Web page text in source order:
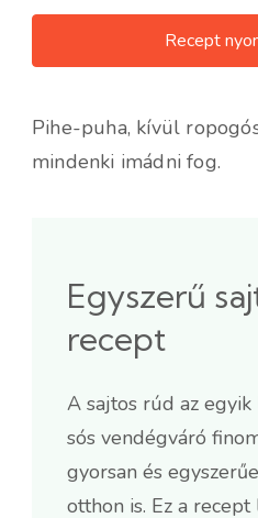
Recept
Pihe-puha, kívül
mindenki imádni fog.
Egyszerű
recept
A sajtos rúd az
sós vendégváró
gyorsan és
otthon is. Ez a